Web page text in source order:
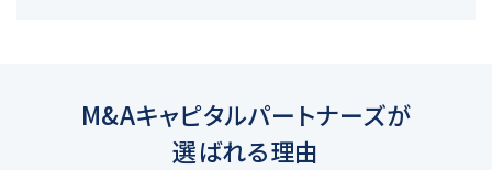
M&Aキャピタルパートナーズが
選ばれる理由